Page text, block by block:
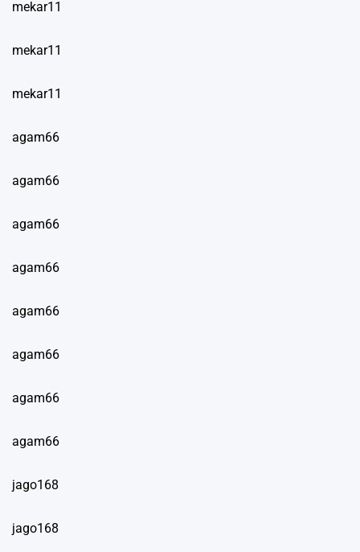
mekar11
mekar11
mekar11
agam66
agam66
agam66
agam66
agam66
agam66
agam66
agam66
jago168
jago168